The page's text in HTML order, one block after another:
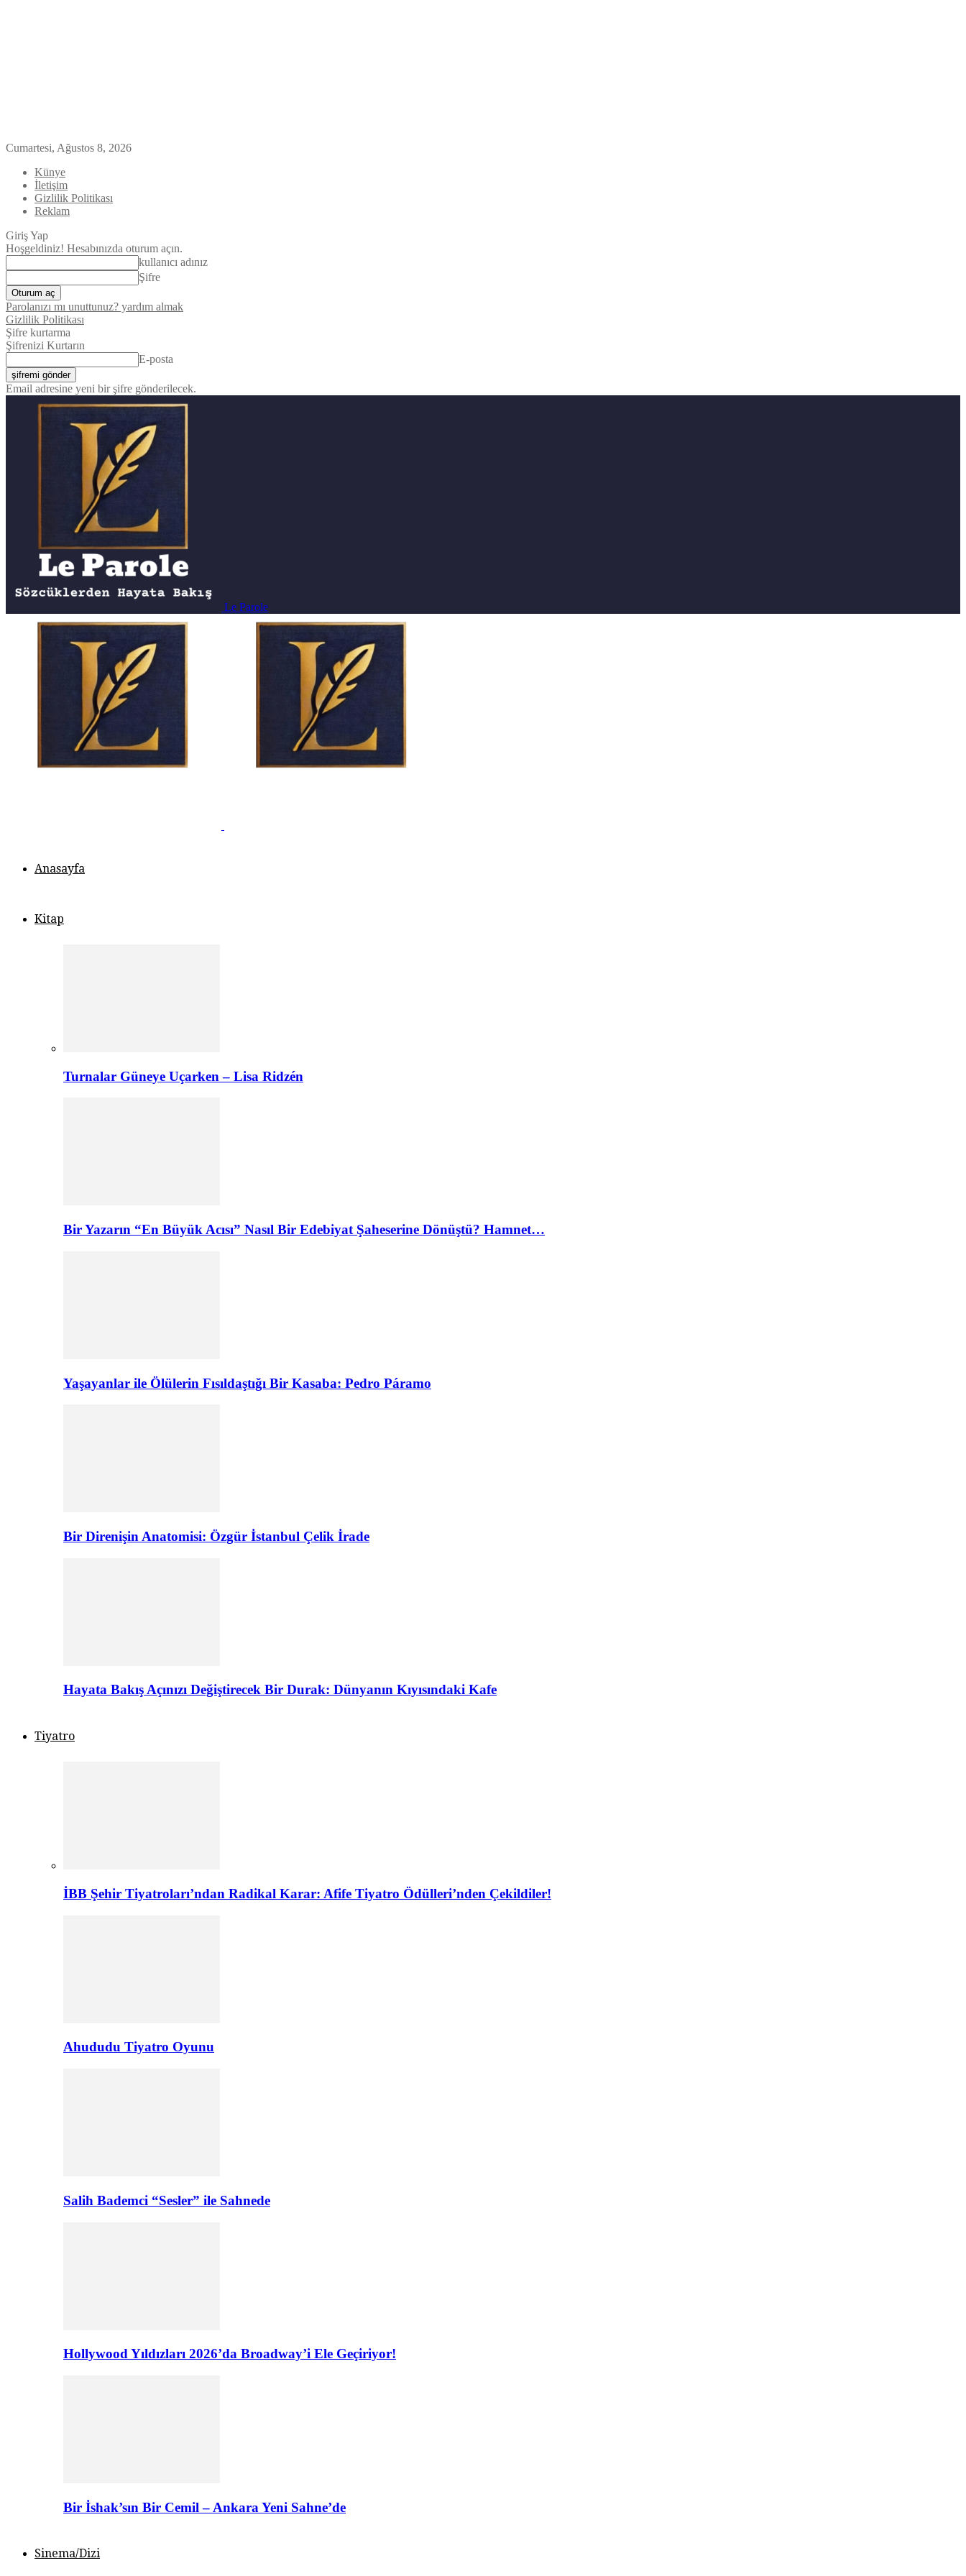
Cumartesi, Ağustos 8, 2026
Künye
İletişim
Gizlilik Politikası
Reklam
Giriş Yap
Hoşgeldiniz! Hesabınızda oturum açın.
kullanıcı adınız
Şifre
Parolanızı mı unuttunuz? yardım almak
Gizlilik Politikası
Şifre kurtarma
Şifrenizi Kurtarın
E-posta
Email adresine yeni bir şifre gönderilecek.
Le Parole
Anasayfa
Kitap
Turnalar Güneye Uçarken – Lisa Ridzén
Bir Yazarın “En Büyük Acısı” Nasıl Bir Edebiyat Şaheserine Dönüştü? Hamnet…
Yaşayanlar ile Ölülerin Fısıldaştığı Bir Kasaba: Pedro Páramo
Bir Direnişin Anatomisi: Özgür İstanbul Çelik İrade
Hayata Bakış Açınızı Değiştirecek Bir Durak: Dünyanın Kıyısındaki Kafe
Tiyatro
İBB Şehir Tiyatroları’ndan Radikal Karar: Afife Tiyatro Ödülleri’nden Çekildiler!
Ahududu Tiyatro Oyunu
Salih Bademci “Sesler” ile Sahnede
Hollywood Yıldızları 2026’da Broadway’i Ele Geçiriyor!
Bir İshak’sın Bir Cemil – Ankara Yeni Sahne’de
Sinema/Dizi